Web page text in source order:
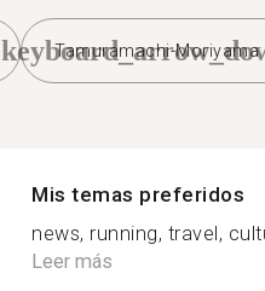
Tamuramachi-Moriyama
Mis temas preferidos
news, running, travel,
Leer más